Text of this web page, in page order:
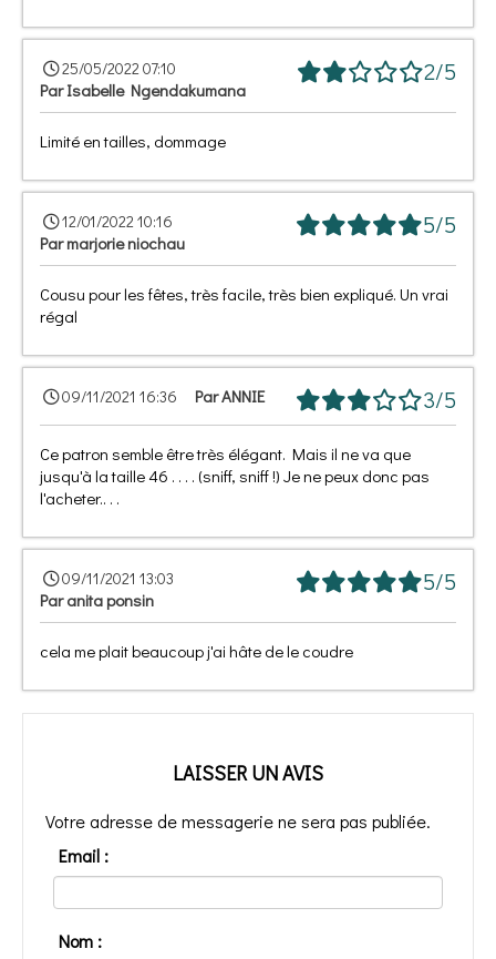
2/5
25/05/2022 07:10
ParIsabelle Ngendakumana
Limité en tailles, dommage
5/5
12/01/2022 10:16
Parmarjorie niochau
Cousu pour les fêtes, très facile, très bien expliqué. Un vrai
régal
3/5
09/11/2021 16:36 ParANNIE
Ce patron semble être très élégant. Mais il ne va que
jusqu'à la taille 46 . . . . (sniff, sniff !) Je ne peux donc pas
l'acheter.. . .
5/5
09/11/2021 13:03
Paranita ponsin
cela me plait beaucoup j'ai hâte de le coudre
LAISSER UN AVIS
Votre adresse de messagerie ne sera pas publiée.
Email :
Nom :